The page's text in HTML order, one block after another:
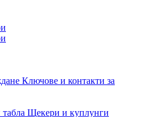
Ключове и контакти за
Щекери и куплунги